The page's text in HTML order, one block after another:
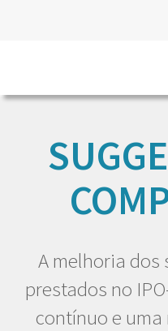
A melhoria dos
prestados no
contínuo e